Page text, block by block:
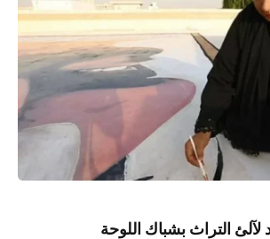
التراث بشباك اللوحة